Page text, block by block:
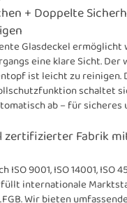
+ Doppelte
Glasdeckel ermöglicht
eine klare Sicht. Der
ist leicht zu reinigen.
schaltet
ab – für
zertifizierter Fabrik
ISO 9001, ISO 14001, ISO
internationale